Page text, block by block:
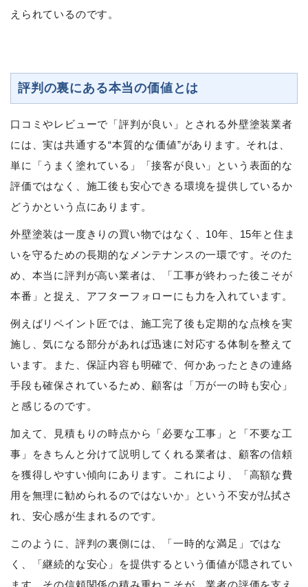
えられているのです。
評判の裏にある本当の価値とは
口コミやレビューで「評判が良い」とされる外壁塗装業者
には、実は共通する“本質的な価値”があります。それは、
単に「うまく塗れている」「接客が良い」という表面的な
評価ではなく、施工後も安心できる環境を提供しているか
どうかという点にあります。
外壁塗装は一度きりの買い物ではなく、10年、15年と住ま
いを守るための長期的なメンテナンスの一環です。そのた
め、本当に評判が高い業者は、「工事が終わった後こそが
本番」と捉え、アフターフォローにも力を入れています。
例えばリペイント匠では、施工完了後も定期的な点検を実
施し、気になる部分があれば迅速に対応する体制を整えて
います。また、保証内容も明確で、何かあったときの連絡
手段も確保されているため、顧客は「万が一の時も安心」
と感じるのです。
加えて、見積もりの時点から「必要な工事」と「不要な工
事」をきちんと分けて説明してくれる業者は、顧客の信頼
を獲得しやすい傾向にあります。これにより、「高額な費
用を無理に勧められるのではないか」という不安が払拭さ
れ、安心感が生まれるのです。
このように、評判の裏側には、「一時的な満足」ではな
く、「継続的な安心」を提供するという価値が隠されてい
ます。その信頼関係の積み重ねこそが、業者の評価を支え